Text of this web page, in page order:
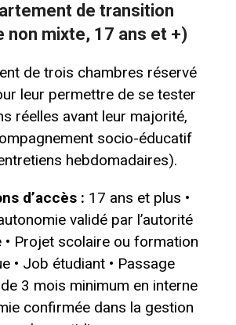
de transition
non mixte, 17 ans et +)
de trois chambres réservé
leur permettre de se tester
réelles avant leur majorité,
socio-éducatif
hebdomadaires).
d’accès : 17 ans et plus •
validé par l’autorité
• Projet scolaire ou formation
• Job étudiant • Passage
3 mois minimum en interne
confirmée dans la gestion